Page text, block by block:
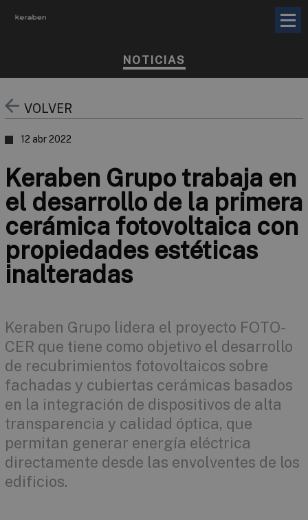
NOTICIAS
VOLVER
12 abr 2022
Keraben Grupo trabaja en
el desarrollo de la primera
cerámica fotovoltaica con
propiedades estéticas
inalteradas
Keraben Grupo lidera el proyecto FOTO-
CER que tiene como objetivo el desarrollo
de recubrimientos fotovoltaicos sobre
fachadas y cubiertas cerámicas basados
en la integración de dispositivos de alta
transparencia y calidad óptica, que
permitan generar energía eléctrica
directamente desde las envolventes de los
edificios.